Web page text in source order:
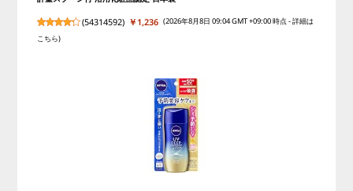
(54314592) ￥1,236 (2026年8月8日 09:04 GMT +09:00 時点 -詳細は
こちら)